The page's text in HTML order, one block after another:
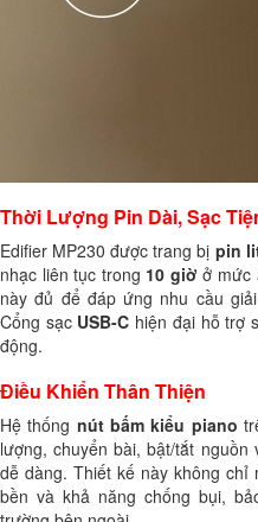
Thời Lượng Pin Dài, Sạc
Edifier MP230 được trang bị pin
nhạc liên tục trong 10 giờ ở mức
này đủ để đáp ứng nhu cầu
Cổng sạc USB-C hiện đại hỗ trợ
động.
Điều Khiển Thân Thiện
Hệ thống nút bấm kiểu piano
lượng, chuyển bài, bật/tắt
dễ dàng. Thiết kế này không
bền và khả năng chống bụi,